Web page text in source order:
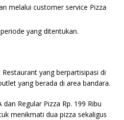
melalui customer service Pizza
yang ditentukan.
yang berpartisipasi di
yang berada di area bandara.
Regular Pizza Rp. 199 Ribu
menikmati dua pizza sekaligus